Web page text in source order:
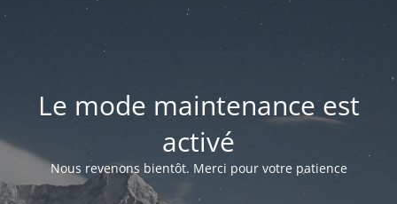
Le mode maintenance est
activé
Nous revenons bientôt. Merci pour votre patience